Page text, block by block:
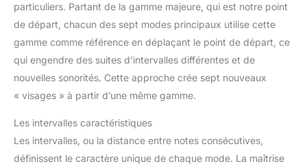
particuliers. Partant de la gamme majeure, qui est notre point
de départ, chacun des sept modes principaux utilise cette
gamme comme référence en déplaçant le point de départ, ce
qui engendre des suites d’intervalles différentes et de
nouvelles sonorités. Cette approche crée sept nouveaux
« visages » à partir d’une même gamme.
Les intervalles caractéristiques
Les intervalles, ou la distance entre notes consécutives,
définissent le caractère unique de chaque mode. La maîtrise